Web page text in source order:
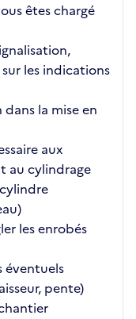
êtes chargé
les indications
la mise en
aux
au cylindrage
les enrobés
éventuels
pente)